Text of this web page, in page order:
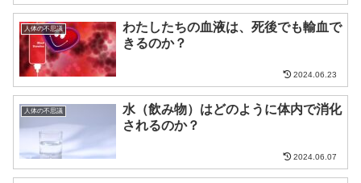
人体の不思議
わたしたちの血液は、死後でも輸血で
きるのか？
2024.06.23
人体の不思議
水（飲み物）はどのように体内で消化
されるのか？
2024.06.07